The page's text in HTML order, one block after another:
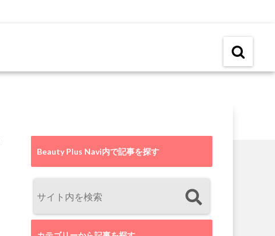
Beauty Plus Navi内で記事を探す